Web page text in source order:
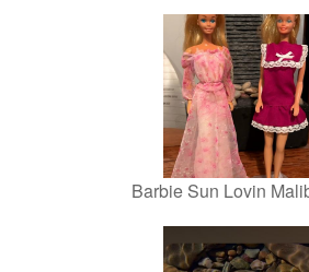
Barbie Sun Lovin